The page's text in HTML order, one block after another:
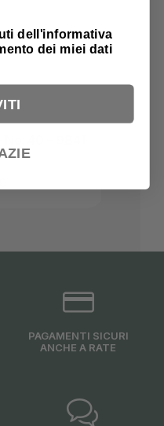
PAGAMENTI SICURI
ANCHE A RATE
dell'informativa
dei miei dati